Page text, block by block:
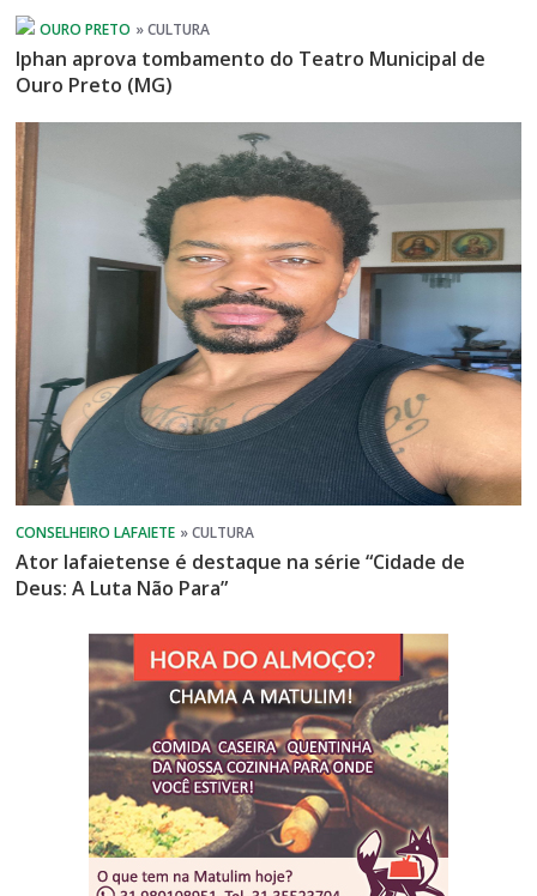
Iphan aprova tombamento do Teatro Municipal de
Ouro Preto (MG)
Ator lafaietense é destaque na série “Cidade de
Deus: A Luta Não Para”